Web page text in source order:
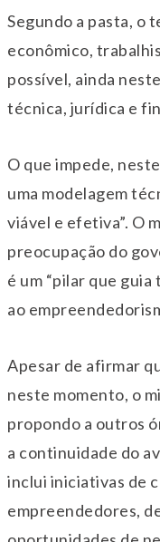
Segundo a pasta, o
econômico,
possível, ainda
técnica, jurídica e
O que impede,
uma modelagem
viável e efetiva”. O
preocupação do
é um “pilar que
ao
Apesar de afirmar
neste momento, o
propondo a outros
a continuidade do
inclui iniciativas de
empreendedores,